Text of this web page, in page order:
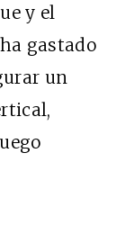
y el
gastado
un